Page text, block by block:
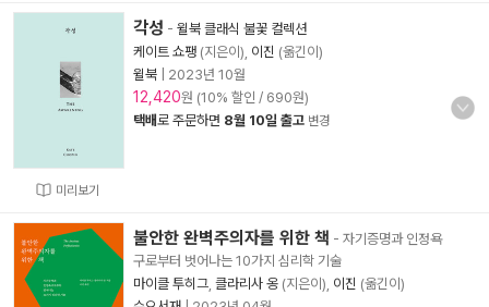
미리보기
각성 - 윌북 클래식 불꽃 컬렉션
케이트 쇼팽 (지은이), 이진 (옮긴이)
윌북
2023년 10월
12,420원 (10% 할인 / 690원)
택배로 주문하면 8월 10일 출고 변경
불안한 완벽주의자를 위한 책 - 자기증명과 인정욕
구로부터 벗어나는 10가지 심리학 기술
마이클 투히그 클라리사 옹 (지은이), 이진 (옮긴이)